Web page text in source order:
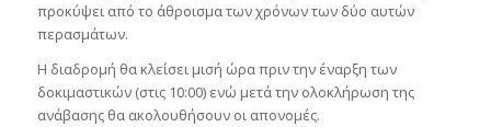
προκύψει από το άθροισμα των χρόνων των δύο αυτών
περασμάτων.
Η διαδρομή θα κλείσει μισή ώρα πριν την έναρξη των
δοκιμαστικών (στις 10:00) ενώ μετά την ολοκλήρωση της
ανάβασης θα ακολουθήσουν οι απονομές.